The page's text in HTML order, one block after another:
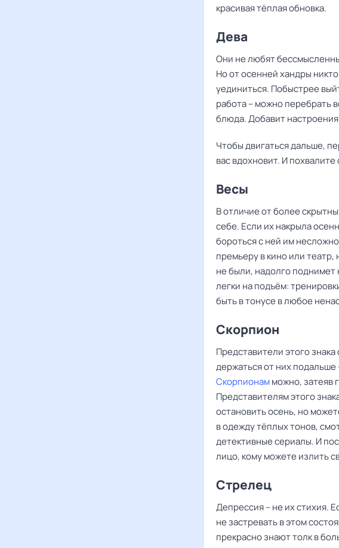
красивая тёплая обновка.
Дева
Они не любят
Но от осенней хандры
уединиться. Побыстрее
работа – можно перебрать
блюда. Добавит
Чтобы двигаться дальше,
вас вдохновит. И
Весы
В отличие от более
себе. Если их накрыла
бороться с ней им
премьеру в кино или
не были, надолго поднимет
легки на подъём:
быть в тонусе в любое
Скорпион
Представители этого
держаться от них
Скорпионамможно, затеяв
Представителям этого
остановить осень, но
в одежду тёплых тонов,
детективные сериалы. И
лицо, кому можете излить
Стрелец
Депрессия – не их стихия.
не застревать в этом
прекрасно знают толк в